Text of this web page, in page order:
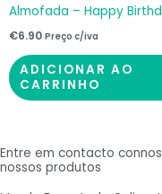
Almofada – Happy
€6.90 Preço c/iva
ADICIONAR AO
CARRINHO
Entre em contacto
nossos produtos